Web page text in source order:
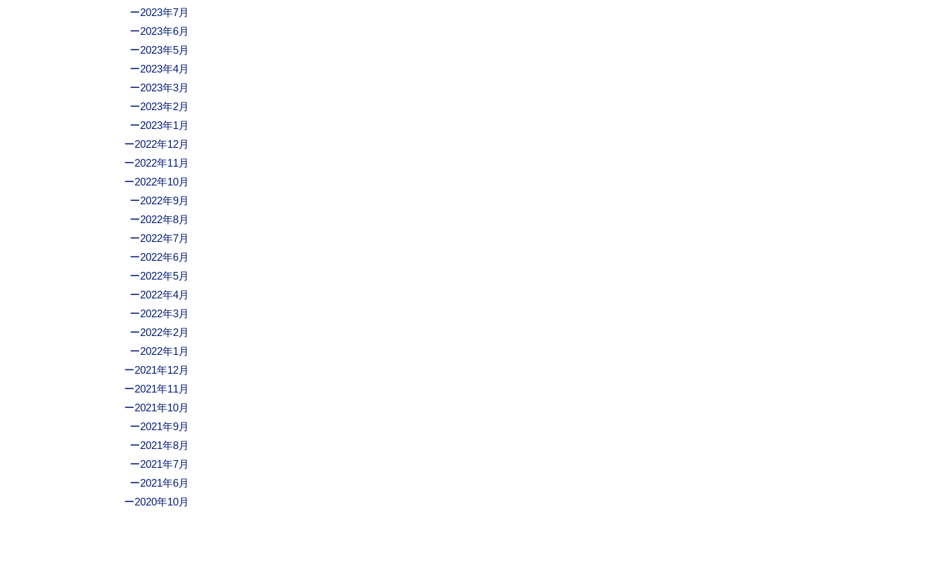
2023年7月
2023年6月
2023年5月
2023年4月
2023年3月
2023年2月
2023年1月
2022年12月
2022年11月
2022年10月
2022年9月
2022年8月
2022年7月
2022年6月
2022年5月
2022年4月
2022年3月
2022年2月
2022年1月
2021年12月
2021年11月
2021年10月
2021年9月
2021年8月
2021年7月
2021年6月
2020年10月